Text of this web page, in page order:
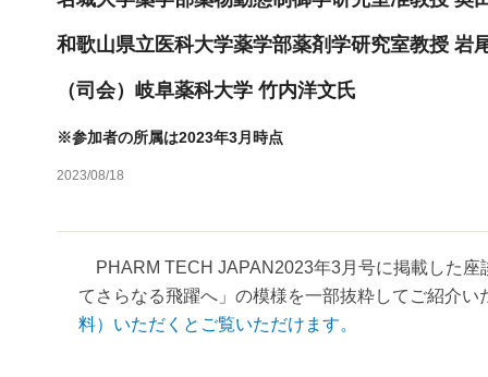
和歌山県立医科大学薬学部薬剤学研究室教授 岩
（司会）岐阜薬科大学 竹内洋文氏
※参加者の所属は2023年3月時点
2023/08/18
PHARM TECH JAPAN2023年3月号に掲載した座
てさらなる飛躍へ」の模様を一部抜粋してご紹介
料）いただくとご覧いただけます。